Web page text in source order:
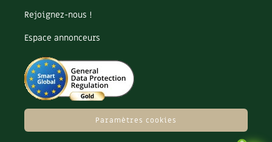
Rejoignez-nous !
Espace annonceurs
Paramètres cookies